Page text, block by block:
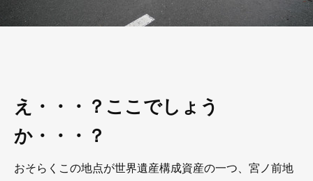
え・・・？ここでしょう
か・・・？
おそらくこの地点が世界遺産構成資産の一つ、宮ノ前地